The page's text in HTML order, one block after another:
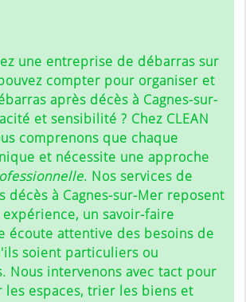
une entreprise de débarras sur
compter pour organiser et
après décès à Cagnes-sur-
et sensibilité ? Chez CLEAN
comprenons que chaque
et nécessite une approche
. Nos services de
décès à Cagnes-sur-Mer reposent
un savoir-faire
écoute attentive des besoins de
soient particuliers ou
Nous intervenons avec tact pour
les espaces, trier les biens et